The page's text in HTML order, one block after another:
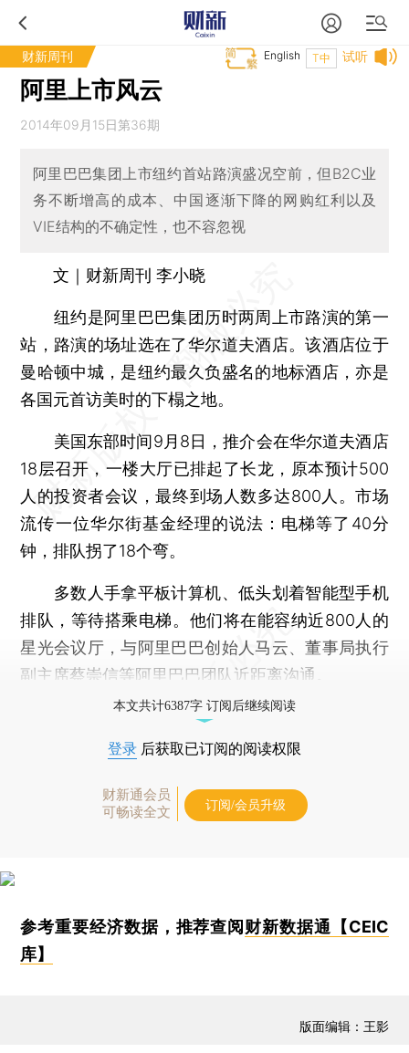
财新周刊 试听
T中
English
阿里上市风云
2014年09月15日第36期
阿里巴巴集团上市纽约首站路演盛况空前，但B2C业
务不断增高的成本、中国逐渐下降的网购红利以及
VIE结构的不确定性，也不容忽视
文｜财新周刊 李小晓
纽约是阿里巴巴集团历时两周上市路演的第一
站，路演的场址选在了华尔道夫酒店。该酒店位于
曼哈顿中城，是纽约最久负盛名的地标酒店，亦是
各国元首访美时的下榻之地。
美国东部时间9月8日，推介会在华尔道夫酒店
18层召开，一楼大厅已排起了长龙，原本预计500
人的投资者会议，最终到场人数多达800人。市场
流传一位华尔街基金经理的说法：电梯等了40分
钟，排队拐了18个弯。
多数人手拿平板计算机、低头划着智能型手机
排队，等待搭乘电梯。他们将在能容纳近800人的
星光会议厅，与阿里巴巴创始人马云、董事局执行
副主席蔡崇信等阿里巴巴团队近距离沟通。
本文共计6387字 订阅后继续阅读
登录 后获取已订阅的阅读权限
财新通会员
可畅读全文
订阅/会员升级
参考重要经济数据，推荐查阅 财新数据通【CEIC
库】
版面编辑：王影